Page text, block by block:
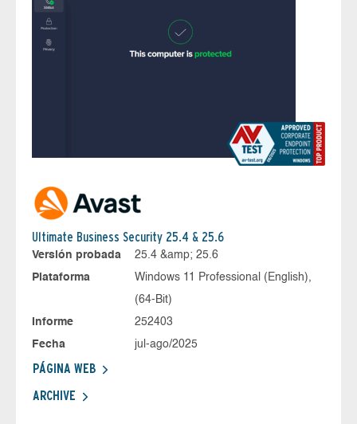
Ultimate Business Security 25.4 & 25.6
Versión probada
25.4 &amp; 25.6
Plataforma
Windows 11 Professional (English),
(64-Bit)
Informe
252403
Fecha
jul-ago/2025
PÁGINA WEB
ARCHIVE